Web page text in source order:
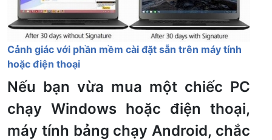
Cảnh giác với phần mềm cài đặt sẵn trên máy tính
hoặc điện thoại
Nếu bạn vừa mua một chiếc PC
chạy Windows hoặc điện thoại,
máy tính bảng chạy Android, chắc